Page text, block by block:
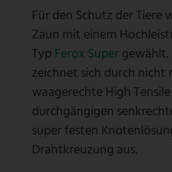
Für den Schutz der Tiere
Zaun mit einem
Typ Ferox Supergewählt.
zeichnet sich durch nicht
waagerechte High
durchgängigen
super festen
Drahtkreuzung aus.